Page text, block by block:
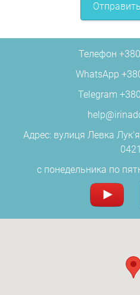
Телефон
WhatsApp
Telegram
Адрес: вулиця Левка
c понедельника по